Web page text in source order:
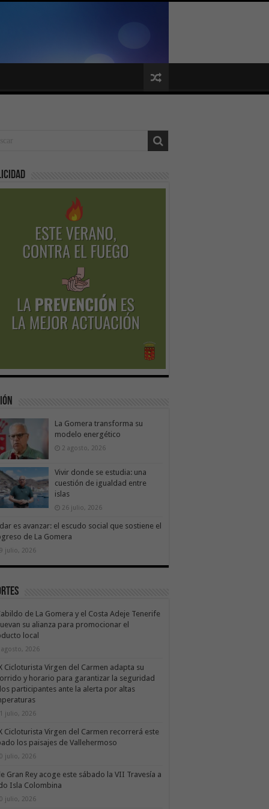
La Gomera transforma su
modelo energético
2 agosto, 2026
Vivir donde se estudia: una
cuestión de igualdad entre
islas
26 julio, 2026
es avanzar: el escudo social que sostiene el
de La Gomera
julio, 2026
de La Gomera y el Costa Adeje Tenerife
su alianza para promocionar el
local
agosto, 2026
Cicloturista Virgen del Carmen adapta su
y horario para garantizar la seguridad
participantes ante la alerta por altas
julio, 2026
Cicloturista Virgen del Carmen recorrerá este
los paisajes de Vallehermoso
julio, 2026
Gran Rey acoge este sábado la VII Travesía a
Isla Colombina
julio, 2026